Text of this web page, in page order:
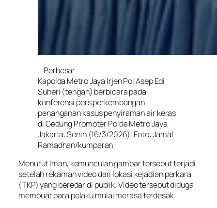
Perbesar
Kapolda Metro Jaya Irjen Pol Asep Edi
Suheri (tengah) berbicara pada
konferensi pers perkembangan
penanganan kasus penyiraman air keras
di Gedung Promoter Polda Metro Jaya,
Jakarta, Senin (16/3/2026). Foto: Jamal
Ramadhan/kumparan
Menurut Iman, kemunculan gambar tersebut terjadi
setelah rekaman video dari lokasi kejadian perkara
(TKP) yang beredar di publik. Video tersebut diduga
membuat para pelaku mulai merasa terdesak.